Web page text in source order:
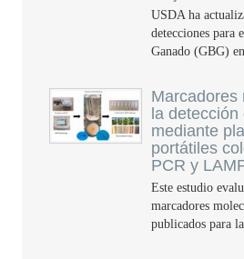
USDA ha
detecciones para
Ganado (GBG)
Marcadores
la
mediante
portátiles
PCR y
Este estudio
marcadores
publicados para